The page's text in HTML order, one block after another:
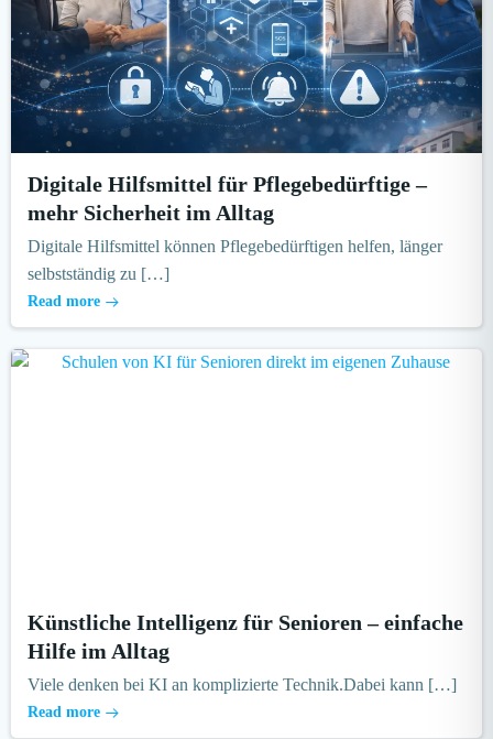
Digitale Hilfsmittel für Pflegebedürftige –
mehr Sicherheit im Alltag
Digitale Hilfsmittel können Pflegebedürftigen helfen, länger
selbstständig zu […]
Read more
Künstliche Intelligenz für Senioren – einfache
Hilfe im Alltag
Viele denken bei KI an komplizierte Technik.Dabei kann […]
Read more